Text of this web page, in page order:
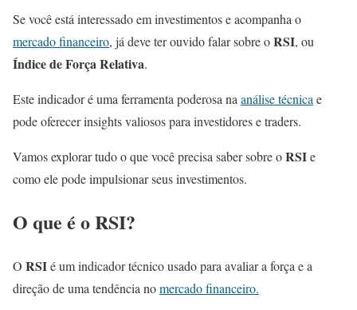
Se você está interessado em investimentos e acompanha o
mercado financeiro, já deve ter ouvido falar sobre oRSI, ou
Índice de Força Relativa.
Este indicador é uma ferramenta poderosa na análise técnica e
pode oferecer insights valiosos para investidores e traders.
Vamos explorar tudo o que você precisa saber sobre oRSIe
como ele pode impulsionar seus investimentos.
O que é oRSI?
O RSIé um indicador técnico usado para avaliar a força e a
direção de uma tendência nomercado financeiro.